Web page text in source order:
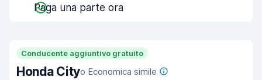
Paga una parte ora
Conducente aggiuntivo gratuito
Honda Cityo Economica simile